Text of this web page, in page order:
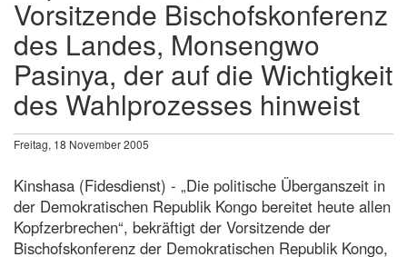
Vorsitzende Bischofskonferenz
des Landes, Monsengwo
Pasinya, der auf die Wichtigkeit
des Wahlprozesses hinweist
Freitag, 18 November 2005
Kinshasa (Fidesdienst) - „Die politische Überganszeit in
der Demokratischen Republik Kongo bereitet heute allen
Kopfzerbrechen“, bekräftigt der Vorsitzende der
Bischofskonferenz der Demokratischen Republik Kongo,